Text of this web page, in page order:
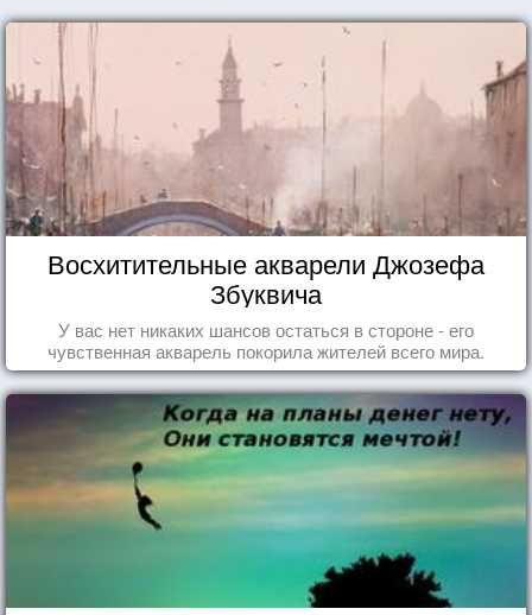
Восхитительные акварели Джозефа
Збуквича
У вас нет никаких шансов остаться в стороне - его
чувственная акварель покорила жителей всего мира.